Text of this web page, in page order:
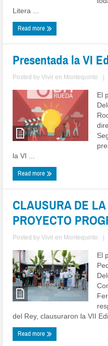
Litera ...
Read more
Presentada la VI
Posted byVivir en Montequinto
El
la VI ...
Read more
CLAUSURA DE
PROYECTO
Posted byVivir en Montequinto
El
del Rey, clausuraron la VII
Read more